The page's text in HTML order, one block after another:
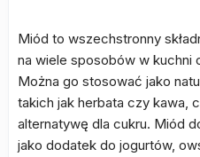
Miód to wszechstronny
na wiele sposobów w kuchni
Można go stosować jako
takich jak herbata czy kawa,
alternatywę dla cukru. Miód
jako dodatek do jogurtów,